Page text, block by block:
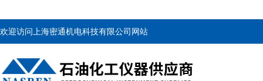
欢迎访问上海密通机电科技有限公司网站